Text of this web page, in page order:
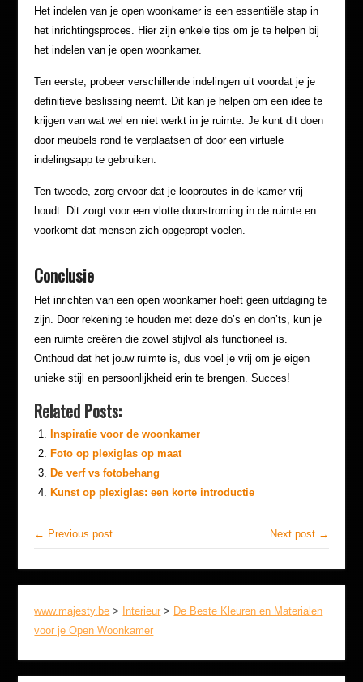
Het indelen van je open woonkamer is een essentiële stap in
het inrichtingsproces. Hier zijn enkele tips om je te helpen bij
het indelen van je open woonkamer.
Ten eerste, probeer verschillende indelingen uit voordat je je
definitieve beslissing neemt. Dit kan je helpen om een idee te
krijgen van wat wel en niet werkt in je ruimte. Je kunt dit doen
door meubels rond te verplaatsen of door een virtuele
indelingsapp te gebruiken.
Ten tweede, zorg ervoor dat je looproutes in de kamer vrij
houdt. Dit zorgt voor een vlotte doorstroming in de ruimte en
voorkomt dat mensen zich opgepropt voelen.
Conclusie
Het inrichten van een open woonkamer hoeft geen uitdaging te
zijn. Door rekening te houden met deze do’s en don’ts, kun je
een ruimte creëren die zowel stijlvol als functioneel is.
Onthoud dat het jouw ruimte is, dus voel je vrij om je eigen
unieke stijl en persoonlijkheid erin te brengen. Succes!
Related Posts:
Inspiratie voor de woonkamer
Foto op plexiglas op maat
De verf vs fotobehang
Kunst op plexiglas: een korte introductie
← Previous post Next post →
www.majesty.be > Interieur > De Beste Kleuren en Materialen
voor je Open Woonkamer